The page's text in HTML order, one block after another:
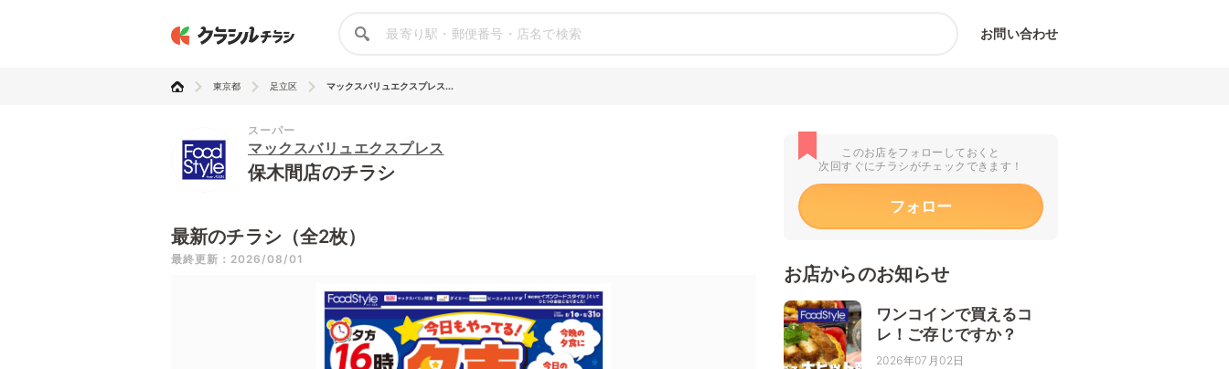
お問い合わせ
東京都 足立区 マックスバリュエクスプレス...
スーパー
マックスバリュエクスプレス
保木間店のチラシ
最新のチラシ（全2枚）
最終更新：2026/08/01
このお店をフォローしておくと
次回すぐにチラシがチェックできます！
フォロー
お店からのお知らせ
ワンコインで買えるコ
レ！ご存じですか？
2026年07月02日